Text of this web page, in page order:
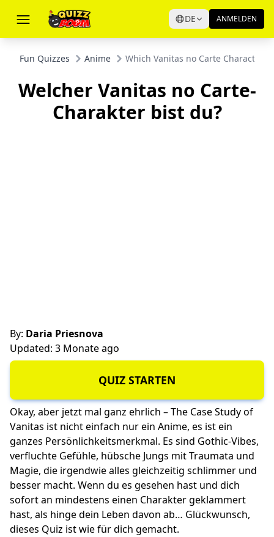
DE ANMELDEN
Fun Quizzes Anime Which Vanitas no Carte Character
Welcher Vanitas no Carte-
Charakter bist du?
By: Daria Priesnova
Updated: 3 Monate ago
QUIZ STARTEN
Okay, aber jetzt mal ganz ehrlich – The Case Study of
Vanitas ist nicht einfach nur ein Anime, es ist ein
ganzes Persönlichkeitsmerkmal. Es sind Gothic-Vibes,
verfluchte Gefühle, hübsche Jungs mit Traumata und
Magie, die irgendwie alles gleichzeitig schlimmer und
besser macht. Wenn du es gesehen hast und dich
sofort an mindestens einen Charakter geklammert
hast, als hinge dein Leben davon ab… Glückwunsch,
dieses Quiz ist wie für dich gemacht.